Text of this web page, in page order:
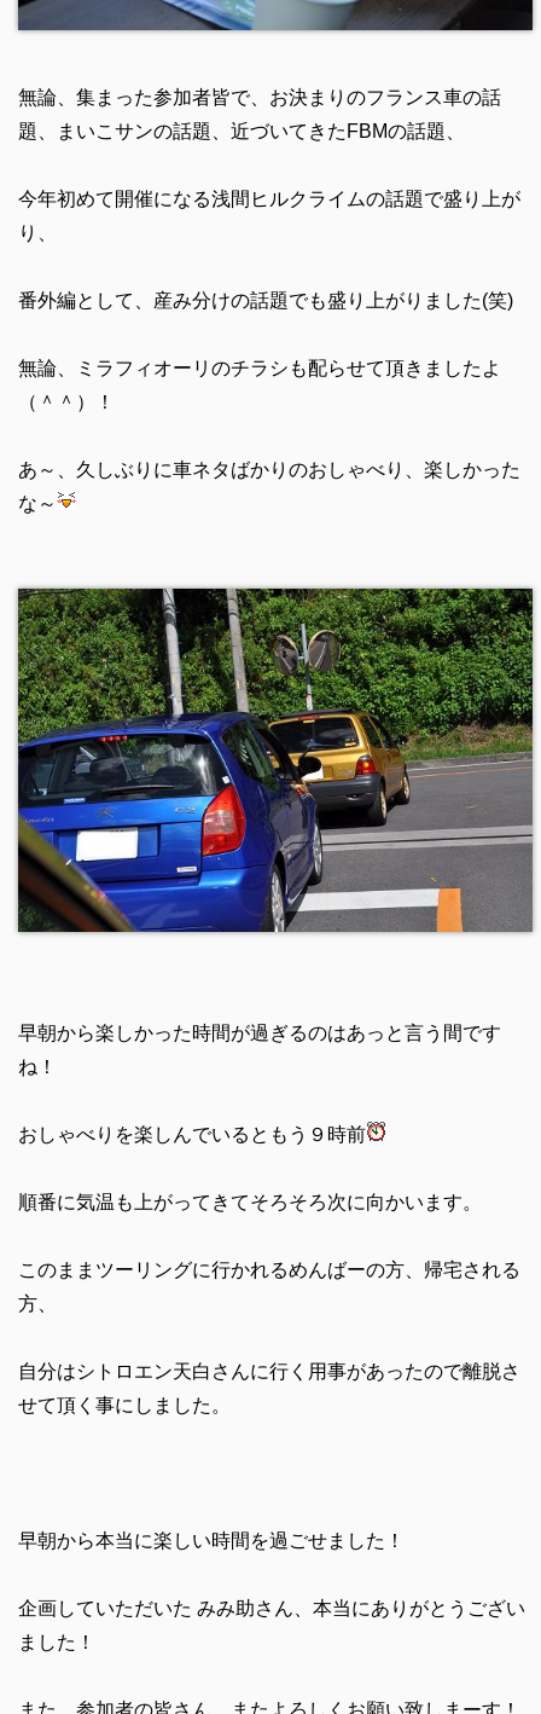
無論、集まった参加者皆で、お決まりのフランス車の話
題、まいこサンの話題、近づいてきたFBMの話題、
今年初めて開催になる浅間ヒルクライムの話題で盛り上が
り、
番外編として、産み分けの話題でも盛り上がりました(笑)
無論、ミラフィオーリのチラシも配らせて頂きましたよ
（＾＾）！
あ～、久しぶりに車ネタばかりのおしゃべり、楽しかった
な～
早朝から楽しかった時間が過ぎるのはあっと言う間です
ね！
おしゃべりを楽しんでいるともう９時前
順番に気温も上がってきてそろそろ次に向かいます。
このままツーリングに行かれるめんばーの方、帰宅される
方、
自分はシトロエン天白さんに行く用事があったので離脱さ
せて頂く事にしました。
早朝から本当に楽しい時間を過ごせました！
企画していただいた みみ助さん、本当にありがとうござい
ました！
また、参加者の皆さん、またよろしくお願い致しまーす！